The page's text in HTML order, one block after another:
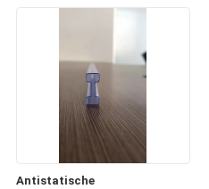
Antistatische